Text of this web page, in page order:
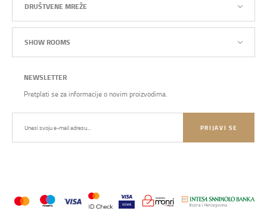
DRUŠTVENE MREŽE
SHOW ROOMS
NEWSLETTER
Pretplati se za informacije o novim proizvodima.
PRIJAVI SE